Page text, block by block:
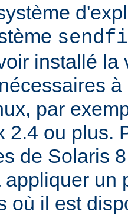
installé la
par
2.4 ou plus.
de Solaris
appliquer un
où il est